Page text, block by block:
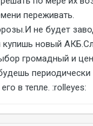
переживать.
не будет
новый
громадный и
периодически
в тепле. :rolleyes: